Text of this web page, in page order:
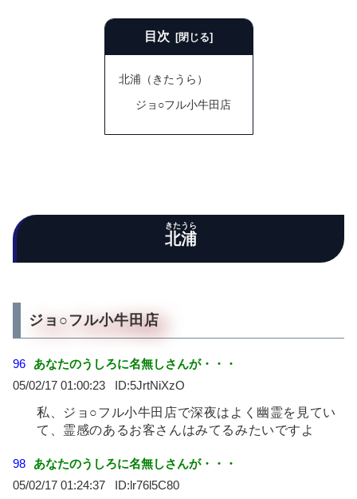
目次
北浦（きたうら）
ジョ○フル小牛田店
北浦
きたうら
ジョ○フル小牛田店
96
あなたのうしろに名無しさんが・・・
05/02/17 01:00:23
5JrtNiXzO
私、ジョ○フル小牛田店で深夜はよく幽霊を見てい
て、霊感のあるお客さんはみてるみたいですよ
98
あなたのうしろに名無しさんが・・・
05/02/17 01:24:37
lr76l5C80